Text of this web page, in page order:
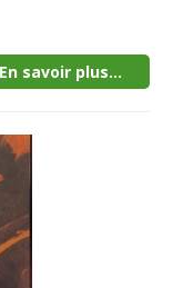
En savoir plus...